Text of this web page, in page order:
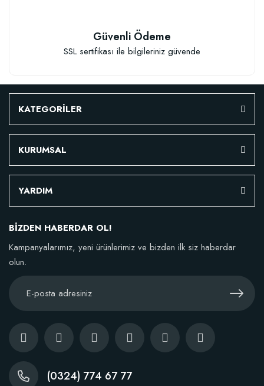
Güvenli Ödeme
SSL sertifikası ile bilgileriniz güvende
KATEGORİLER
KURUMSAL
YARDIM
BİZDEN HABERDAR OL!
Kampanyalarımız, yeni ürünlerimiz ve bizden ilk siz haberdar
olun.
(0324) 774 67 77